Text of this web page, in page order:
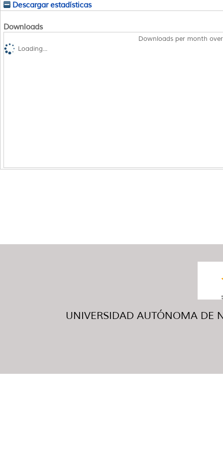
Descargar estadísticas
Downloads
Downloads per month
Loading...
UNIVERSIDAD AUTÓNOMA DE